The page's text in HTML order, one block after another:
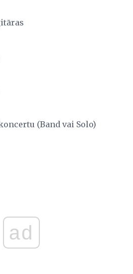
(Band vai Solo)
ad